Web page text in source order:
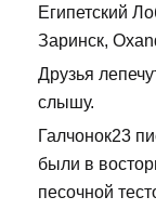
Египетский
Заринск,
Друзья
слышу.
Галчонок23
были в
песочной